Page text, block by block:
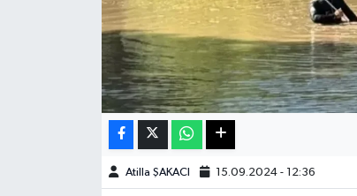
Atilla ŞAKACI 15.09.2024 - 12:36
Resmi İlan